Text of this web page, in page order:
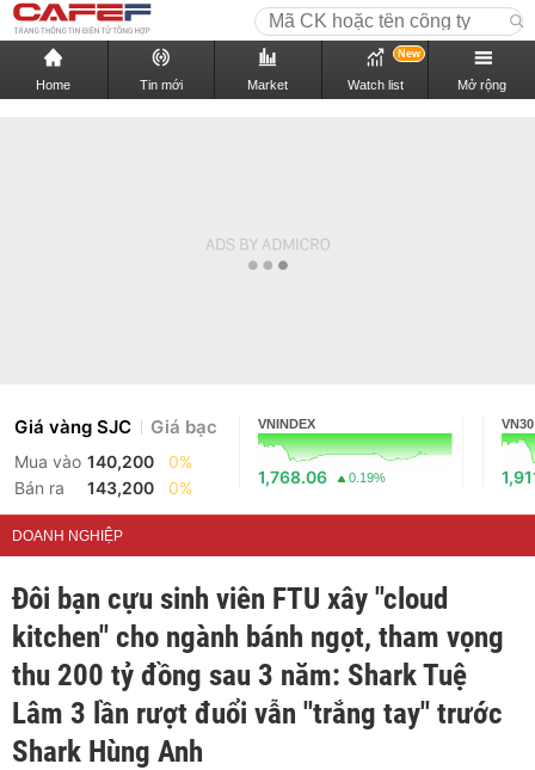
Home Tin mới Market Watch list
New
Mở rộng
Giá vàng SJC Giá bạc
Mua vào 140,200
0%
Bán ra
143,200 0%
VNINDEX
1,768.06 0.19%
VN30
DOANH NGHIỆP
Đôi bạn cựu sinh viên FTU xây "cloud
kitchen" cho ngành bánh ngọt, tham vọng
thu 200 tỷ đồng sau 3 năm: Shark Tuệ
Lâm 3 lần rượt đuổi vẫn "trắng tay" trước
Shark Hùng Anh